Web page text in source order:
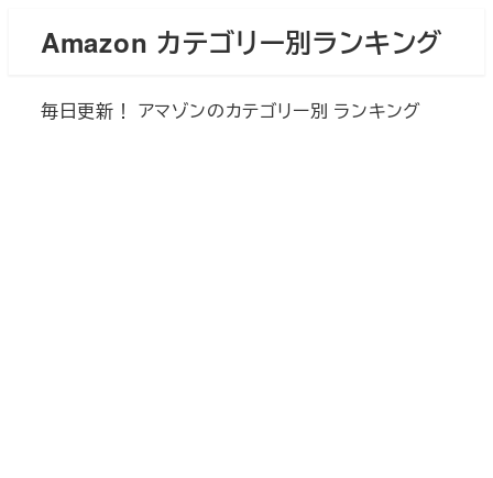
Amazon カテゴリー別ランキング
毎日更新！ アマゾンのカテゴリー別 ランキング